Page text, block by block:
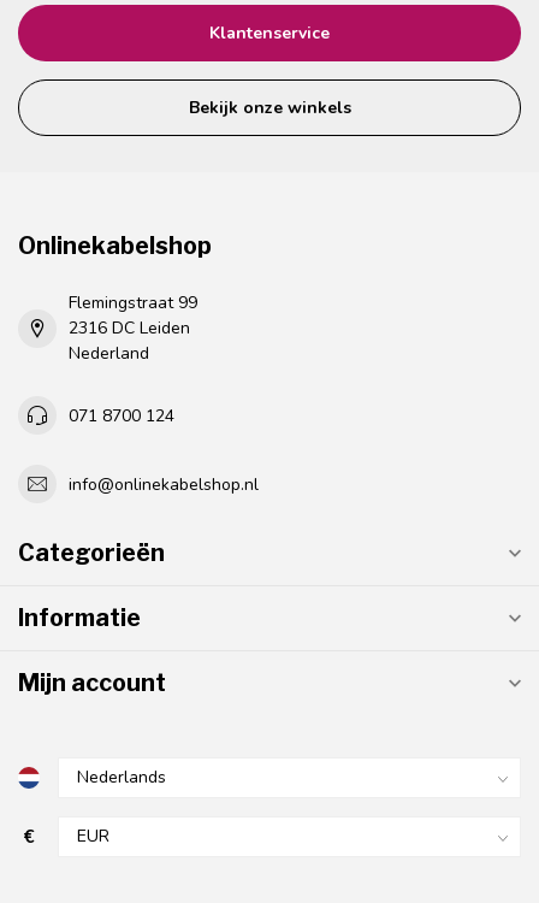
Klantenservice
Bekijk onze winkels
Onlinekabelshop
Flemingstraat 99
2316 DC Leiden
Nederland
071 8700 124
info@onlinekabelshop.nl
Categorieën
Informatie
Mijn account
€